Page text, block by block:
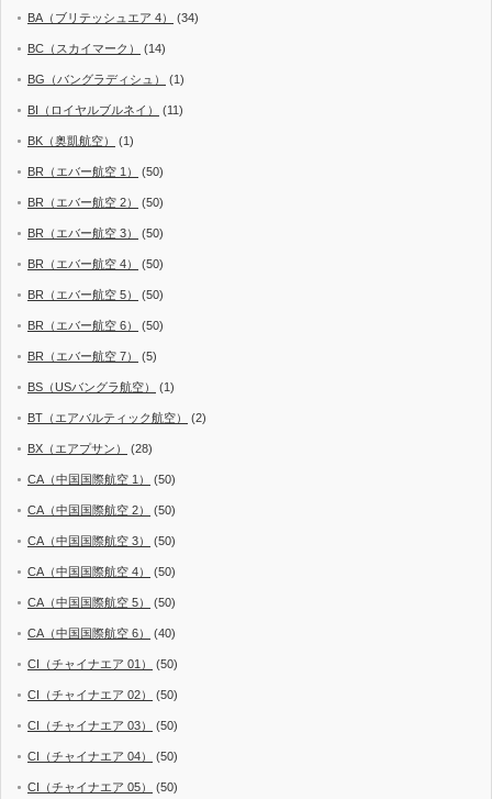
BA（ブリテッシュエア 4） (34)
BC（スカイマーク） (14)
BG（バングラディシュ） (1)
BI（ロイヤルブルネイ） (11)
BK（奥凱航空） (1)
BR（エバー航空 1） (50)
BR（エバー航空 2） (50)
BR（エバー航空 3） (50)
BR（エバー航空 4） (50)
BR（エバー航空 5） (50)
BR（エバー航空 6） (50)
BR（エバー航空 7） (5)
BS（USバングラ航空） (1)
BT（エアバルティック航空） (2)
BX（エアプサン） (28)
CA（中国国際航空 1） (50)
CA（中国国際航空 2） (50)
CA（中国国際航空 3） (50)
CA（中国国際航空 4） (50)
CA（中国国際航空 5） (50)
CA（中国国際航空 6） (40)
CI（チャイナエア 01） (50)
CI（チャイナエア 02） (50)
CI（チャイナエア 03） (50)
CI（チャイナエア 04） (50)
CI（チャイナエア 05） (50)